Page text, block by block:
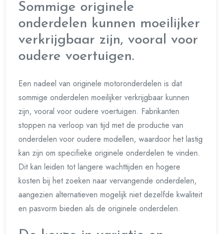
Sommige originele
onderdelen kunnen moeilijker
verkrijgbaar zijn, vooral voor
oudere voertuigen.
Een nadeel van originele motoronderdelen is dat
sommige onderdelen moeilijker verkrijgbaar kunnen
zijn, vooral voor oudere voertuigen. Fabrikanten
stoppen na verloop van tijd met de productie van
onderdelen voor oudere modellen, waardoor het lastig
kan zijn om specifieke originele onderdelen te vinden.
Dit kan leiden tot langere wachttijden en hogere
kosten bij het zoeken naar vervangende onderdelen,
aangezien alternatieven mogelijk niet dezelfde kwaliteit
en pasvorm bieden als de originele onderdelen.